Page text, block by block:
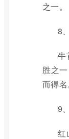
之一。
8
牛
胜之
而得名
9
红